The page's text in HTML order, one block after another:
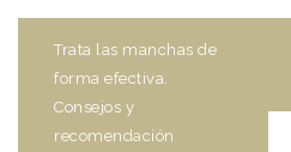
entradas
Trata las manchas de
forma efectiva.
Consejos y
recomendación